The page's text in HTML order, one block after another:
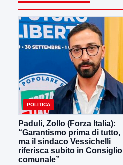
POLITICA
Paduli, Zollo (Forza Italia):
“Garantismo prima di tutto,
ma il sindaco Vessichelli
riferisca subito in Consiglio
comunale”